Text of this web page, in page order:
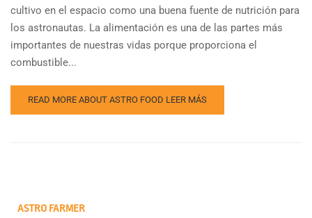
cultivo en el espacio como una buena fuente de nutrición para
los astronautas. La alimentación es una de las partes más
importantes de nuestras vidas porque proporciona el
combustible...
READ MORE ABOUT ASTRO FOOD LEER MÁS
ASTRO FARMER